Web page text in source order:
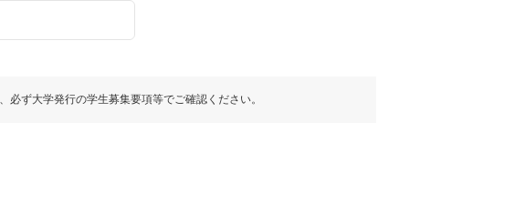
ず大学発行の学生募集要項等でご確認ください。